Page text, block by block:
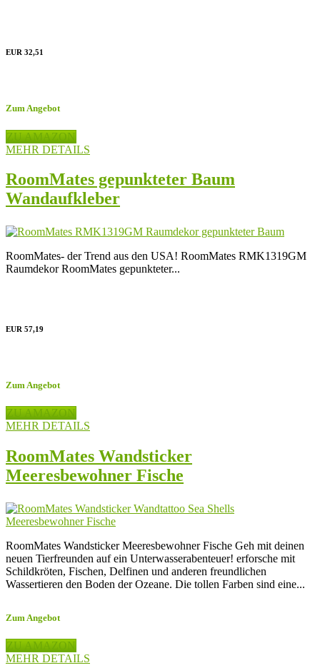
EUR 32,51
Zum Angebot
ZU AMAZON
MEHR DETAILS
RoomMates gepunkteter Baum
Wandaufkleber
RoomMates- der Trend aus den USA! RoomMates RMK1319GM
Raumdekor RoomMates gepunkteter...
EUR 57,19
Zum Angebot
ZU AMAZON
MEHR DETAILS
RoomMates Wandsticker
Meeresbewohner Fische
RoomMates Wandsticker Meeresbewohner Fische Geh mit deinen
neuen Tierfreunden auf ein Unterwasserabenteuer! erforsche mit
Schildkröten, Fischen, Delfinen und anderen freundlichen
Wassertieren den Boden der Ozeane. Die tollen Farben sind eine...
Zum Angebot
ZU AMAZON
MEHR DETAILS